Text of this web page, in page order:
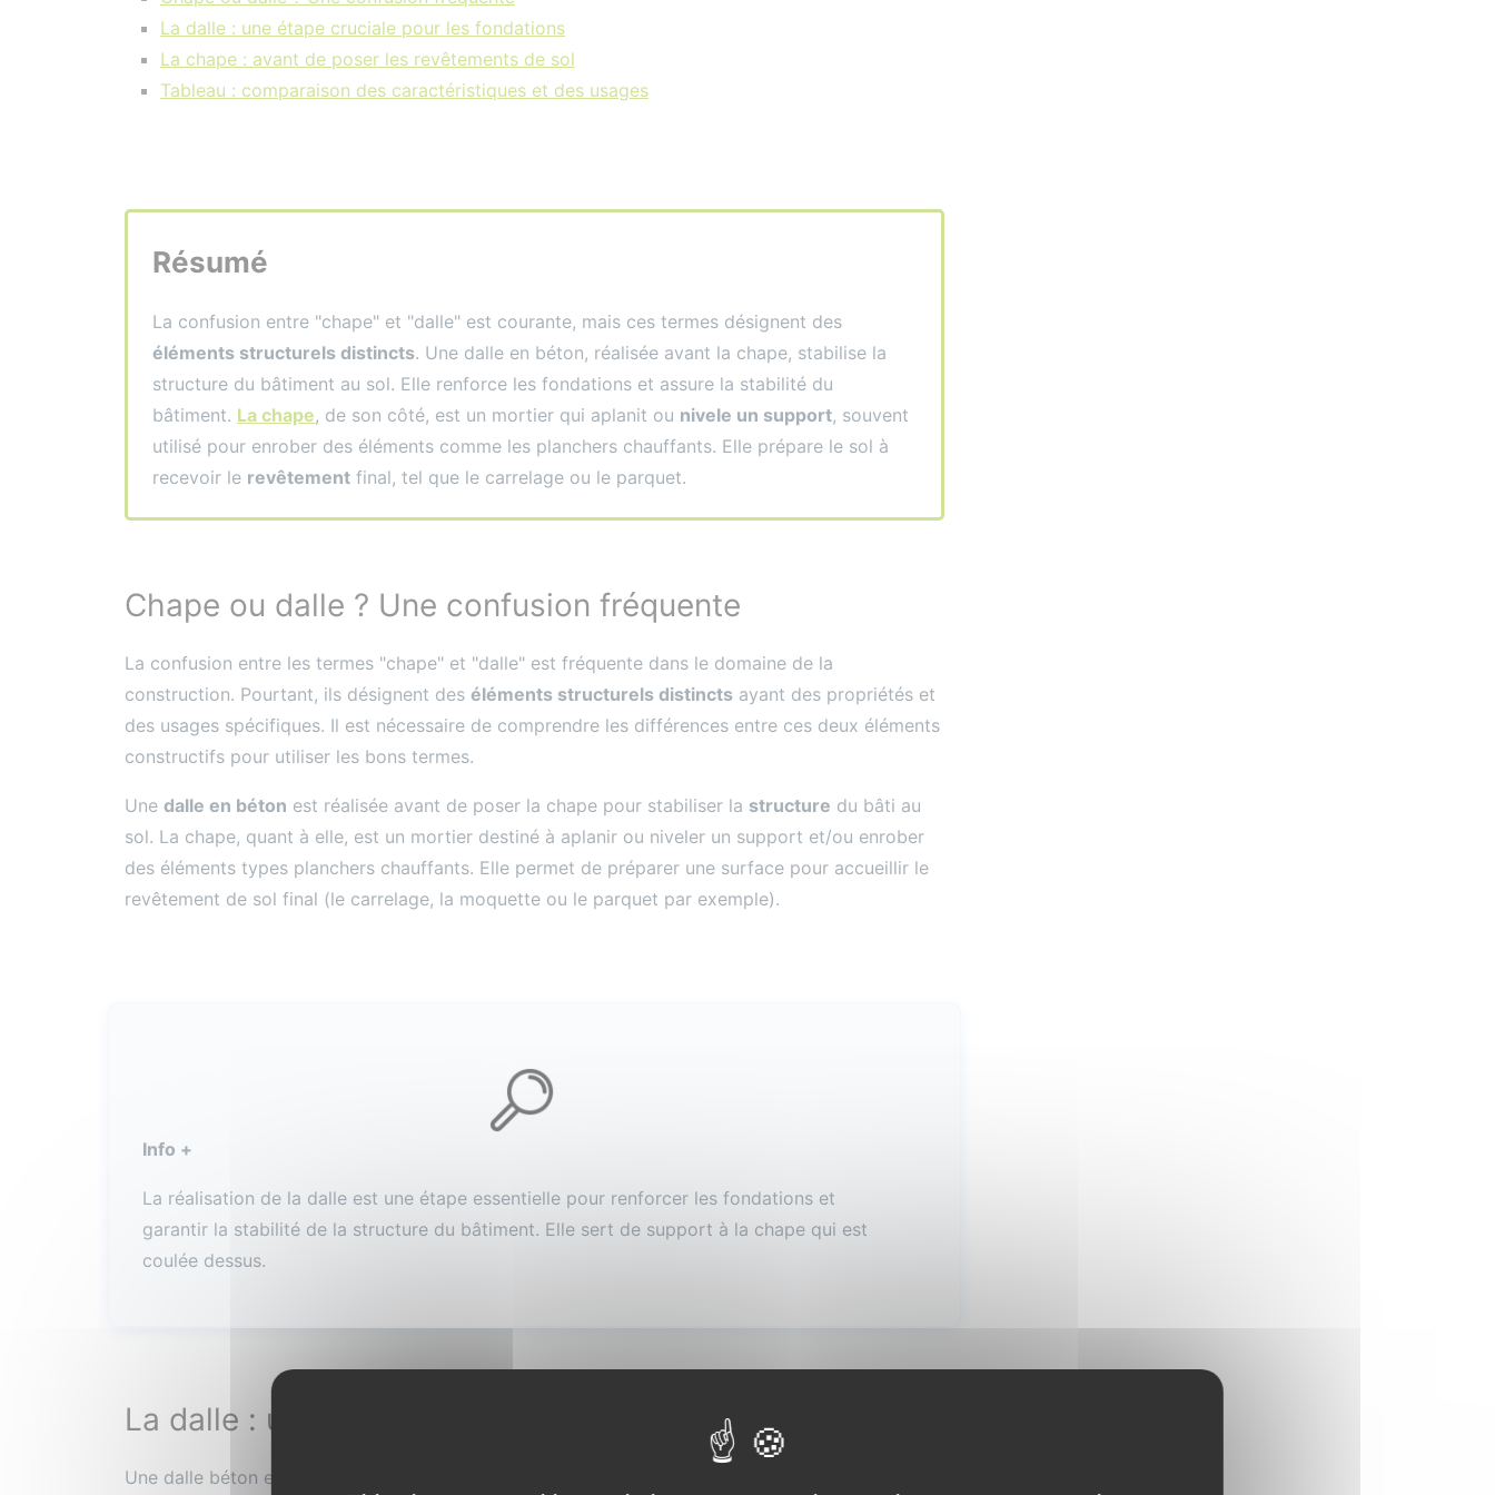
La dalle : une étape cruciale pour les fondations
La chape : avant de poser les revêtements de sol
Tableau : comparaison des caractéristiques et des usages
Résumé
La confusion entre "chape" et "dalle" est courante, mais ces termes désignent des
éléments structurels distincts. Une dalle en béton, réalisée avant la chape, stabilise la
structure du bâtiment au sol. Elle renforce les fondations et assure la stabilité du
bâtiment. La chape, de son côté, est un mortier qui aplanit ou nivele un support, souvent
utilisé pour enrober des éléments comme les planchers chauffants. Elle prépare le sol à
recevoir le revêtement final, tel que le carrelage ou le parquet.
Chape ou dalle ? Une confusion fréquente
La confusion entre les termes "chape" et "dalle" est fréquente dans le domaine de la
construction. Pourtant, ils désignent des éléments structurels distincts ayant des propriétés et
des usages spécifiques. Il est nécessaire de comprendre les différences entre ces deux éléments
constructifs pour utiliser les bons termes.
Une dalle en béton est réalisée avant de poser la chape pour stabiliser la structure du bâti au
sol. La chape, quant à elle, est un mortier destiné à aplanir ou niveler un support et/ou enrober
des éléments types planchers chauffants. Elle permet de préparer une surface pour accueillir le
revêtement de sol final (le carrelage, la moquette ou le parquet par exemple).
Info +
La réalisation de la dalle est une étape essentielle pour renforcer les fondations et
garantir la stabilité de la structure du bâtiment. Elle sert de support à la chape qui est
coulée dessus.
La dalle : une étape cruciale pour les fondations
Une dalle béton est un